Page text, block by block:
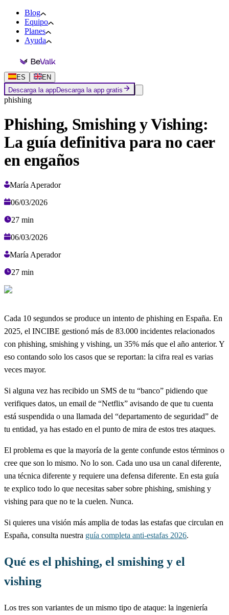
Blog
Equipo
Planes
Ayuda
ES
EN
Descarga la appDescarga la app gratis
phishing
Phishing, Smishing y Vishing:
La guía definitiva para no caer
en engaños
María Aperador
06/03/2026
27 min
06/03/2026
María Aperador
27 min
Cada 10 segundos se produce un intento de phishing en España. En
2025, el INCIBE gestionó más de 83.000 incidentes relacionados
con phishing, smishing y vishing, un 35% más que el año anterior. Y
eso contando solo los casos que se reportan: la cifra real es varias
veces mayor.
Si alguna vez has recibido un SMS de tu “banco” pidiendo que
verifiques datos, un email de “Netflix” avisando de que tu cuenta
está suspendida o una llamada del “departamento de seguridad” de
tu entidad, ya has estado en el punto de mira de estos tres ataques.
El problema es que la mayoría de la gente confunde estos términos o
cree que son lo mismo. No lo son. Cada uno usa un canal diferente,
una técnica diferente y requiere una defensa diferente. En esta guía
te explico todo lo que necesitas saber sobre phishing, smishing y
vishing para que no te la cuelen. Nunca.
Si quieres una visión más amplia de todas las estafas que circulan en
España, consulta nuestra guía completa anti-estafas 2026.
Qué es el phishing, el smishing y el
vishing
Los tres son variantes de un mismo tipo de ataque: la ingeniería